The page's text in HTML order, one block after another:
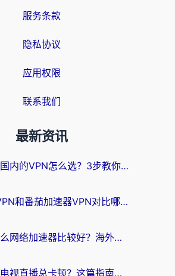
服务条款
隐私协议
应用权限
联系我们
最新资讯
从墨西哥回国内的VPN怎么选？3步教你无缝刷剧、玩国服游戏
ChickCN VPN和番茄加速器VPN对比哪个回国效果更好？海外党亲测后的真实答案
在国外用什么网络加速器比较好？海外党亲测：从痛点到解决方案的全攻略
海外看国内电视直播总卡顿？这篇指南教你选对回国加速器，无缝追剧不发愁